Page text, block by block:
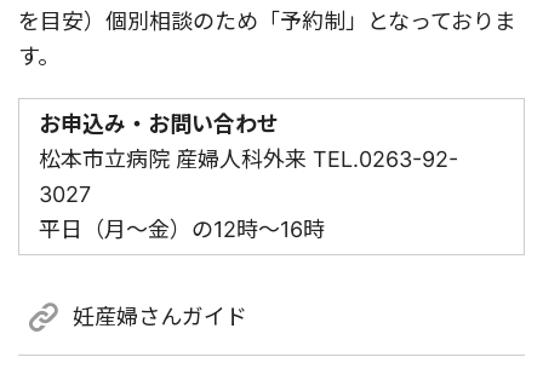
を⽬安）個別相談のため「予約制」となっておりま
す。
お申込み・お問い合わせ
松本市⽴病院 産婦⼈科外来 TEL.0263-92-
3027
平⽇（⽉〜⾦）の12時〜16時
妊産婦さんガイド